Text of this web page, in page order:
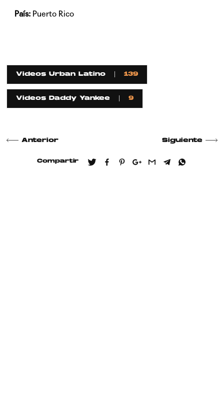
País: Puerto Rico
Videos Urban Latino 139
Videos Daddy Yankee 9
Anterior Siguiente
Compartir